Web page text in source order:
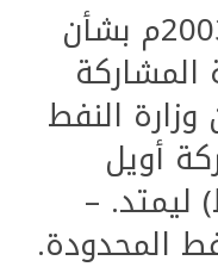
قانون رقم(30) لسنة 2003م بشأن
المشاركة
وزارة النفط
أويل
–
المحدودة.